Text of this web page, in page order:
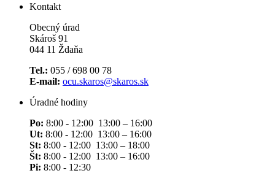
Kontakt
Obecný úrad
Skároš 91
044 11 Ždaňa
Tel.: 055 / 698 00 78
E-mail: ocu.skaros@skaros.sk
Úradné hodiny
Po: 8:00 - 12:00 13:00 – 16:00
Ut: 8:00 - 12:00 13:00 – 16:00
St: 8:00 - 12:00 13:00 – 18:00
Št: 8:00 - 12:00 13:00 – 16:00
Pi: 8:00 - 12:30